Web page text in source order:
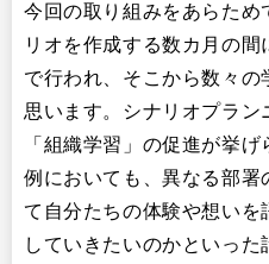
今回の取り組みをあらため
リオを作成する数カ月の
で行われ、そこから数々の
思います。シナリオプラン
「組織学習」の促進が挙
例においても、異なる部署
て自分たちの体験や想いを
していきたいのかといった